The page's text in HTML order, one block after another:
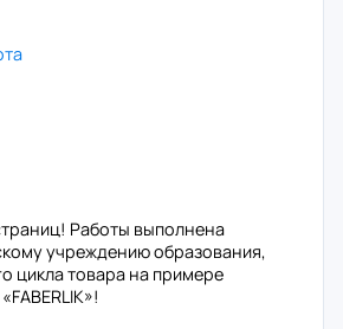
Работы выполнена
учреждению образования,
цикла товара на примере